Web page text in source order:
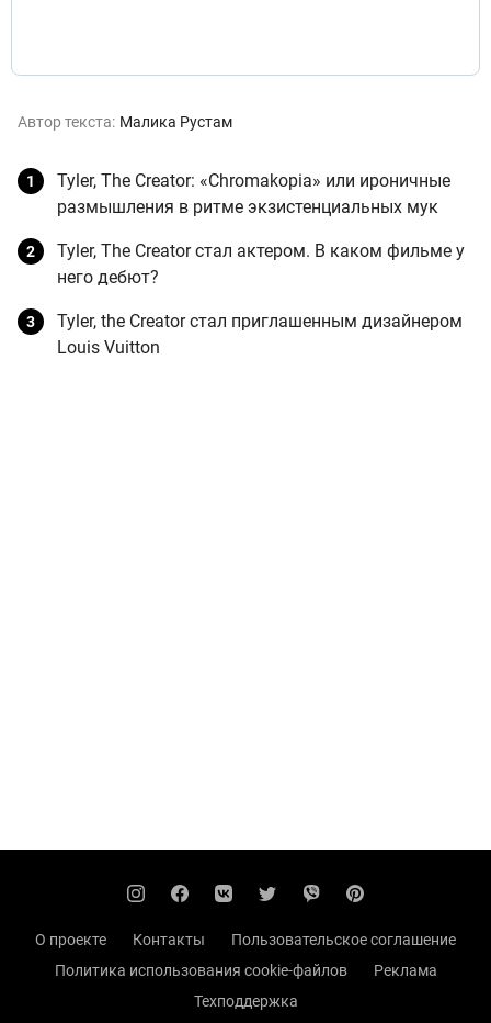
Автор текста: Малика Рустам
Tyler, The Creator: «Chromakopia» или ироничные
размышления в ритме экзистенциальных мук
Tyler, The Creator стал актером. В каком фильме у
него дебют?
Tyler, the Creator стал приглашенным дизайнером
Louis Vuitton
О проекте Контакты
Пользовательское соглашение
Политика использования cookie-файлов
Реклама
Техподдержка